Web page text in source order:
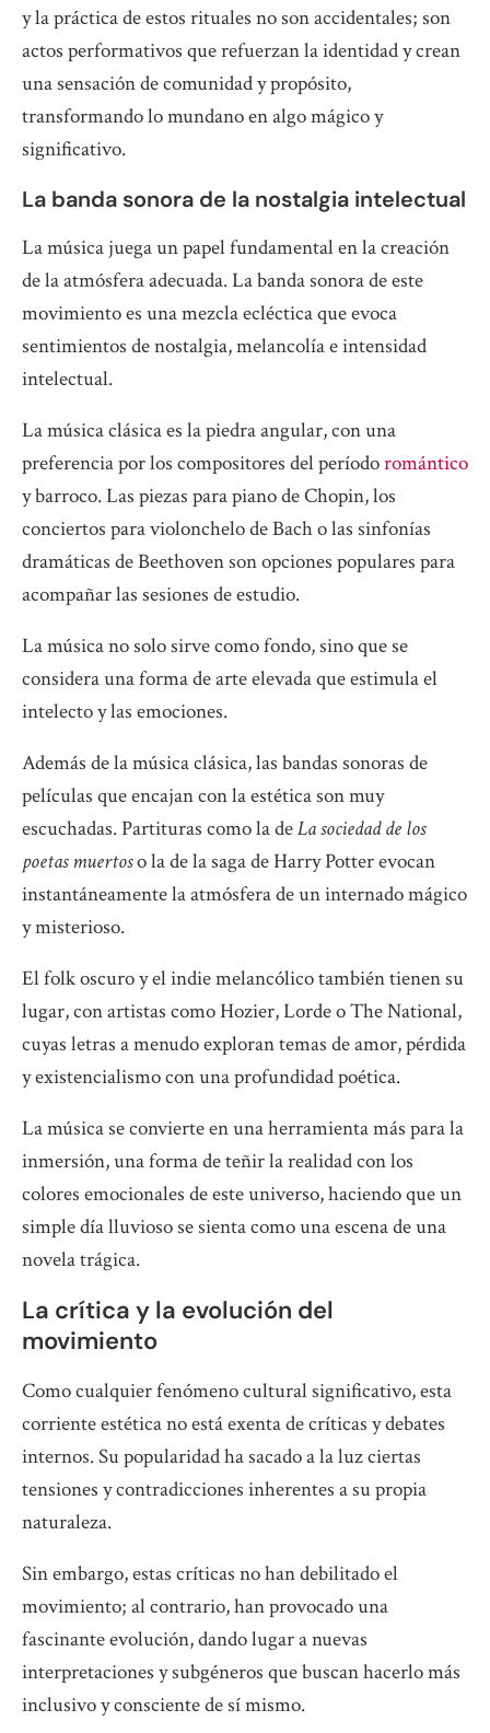
y la práctica de estos rituales no son accidentales; son
actos performativos que refuerzan la identidad y crean
una sensación de comunidad y propósito,
transformando lo mundano en algo mágico y
significativo.
La banda sonora de la nostalgia intelectual
La música juega un papel fundamental en la creación
de la atmósfera adecuada. La banda sonora de este
movimiento es una mezcla ecléctica que evoca
sentimientos de nostalgia, melancolía e intensidad
intelectual.
La música clásica es la piedra angular, con una
preferencia por los compositores del períodoromántico
y barroco. Las piezas para piano de Chopin, los
conciertos para violonchelo de Bach o las sinfonías
dramáticas de Beethoven son opciones populares para
acompañar las sesiones de estudio.
La música no solo sirve como fondo, sino que se
considera una forma de arte elevada que estimula el
intelecto y las emociones.
Además de la música clásica, las bandas sonoras de
películas que encajan con la estética son muy
escuchadas. Partituras como la deLa sociedad de los
poetas muertoso la de la saga de Harry Potter evocan
instantáneamente la atmósfera de un internado mágico
y misterioso.
El folk oscuro y el indie melancólico también tienen su
lugar, con artistas como Hozier, Lorde o The National,
cuyas letras a menudo exploran temas de amor, pérdida
y existencialismo con una profundidad poética.
La música se convierte en una herramienta más para la
inmersión, una forma de teñir la realidad con los
colores emocionales de este universo, haciendo que un
simple día lluvioso se sienta como una escena de una
novela trágica.
La crítica y la evolución del
movimiento
Como cualquier fenómeno cultural significativo, esta
corriente estética no está exenta de críticas y debates
internos. Su popularidad ha sacado a la luz ciertas
tensiones y contradicciones inherentes a su propia
naturaleza.
Sin embargo, estas críticas no han debilitado el
movimiento; al contrario, han provocado una
fascinante evolución, dando lugar a nuevas
interpretaciones y subgéneros que buscan hacerlo más
inclusivo y consciente de sí mismo.